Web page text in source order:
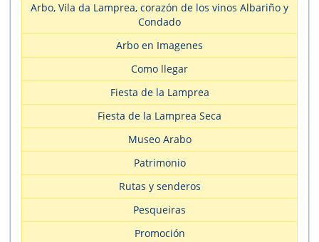
Arbo, Vila da Lamprea, corazón de los vinos Albariño y
Condado
Arbo en Imagenes
Como llegar
Fiesta de la Lamprea
Fiesta de la Lamprea Seca
Museo Arabo
Patrimonio
Rutas y senderos
Pesqueiras
Promoción